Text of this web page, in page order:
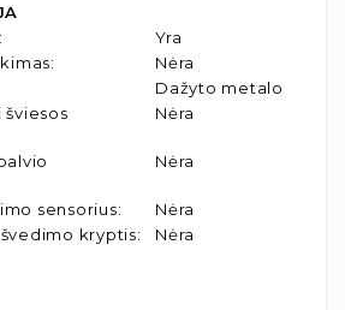
:
Yra
:
Nėra
Dažyto metalo
Nėra
Nėra
sensorius:
Nėra
kryptis: Nėra